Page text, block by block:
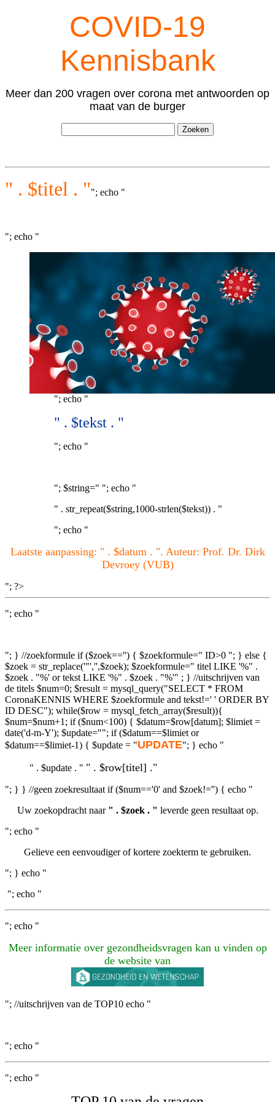
COVID-19
Kennisbank
Meer dan 200 vragen over corona met antwoorden op
maat van de burger
" . $titel . ""; echo "
"; echo "
"; echo "
" . $tekst . "
"; echo "
"; $string=" "; echo "
" . str_repeat($string,1000-strlen($tekst)) . "
"; echo "
Laatste aanpassing: " . $datum . ". Auteur: Prof. Dr. Dirk
Devroey (VUB)
"; ?>
"; echo "
"; } //zoekformule if ($zoek=='') { $zoekformule=" ID>0 "; } else {
$zoek = str_replace('"','',$zoek); $zoekformule=" titel LIKE '%" .
$zoek . "%' or tekst LIKE '%" . $zoek . "%'" ; } //uitschrijven van
de titels $num=0; $result = mysql_query("SELECT * FROM
CoronaKENNIS WHERE $zoekformule and tekst!=' ' ORDER BY
ID DESC"); while($row = mysql_fetch_array($result)){
$num=$num+1; if ($num<100) { $datum=$row[datum]; $limiet =
date('d-m-Y'); $update=""; if ($datum==$limiet or
$datum==$limiet-1) { $update = "UPDATE"; } echo "
" . $update . " " . $row[titel] ."
"; } } //geen zoekresultaat if ($num=='0' and $zoek!='') { echo "
Uw zoekopdracht naar " . $zoek . " leverde geen resultaat op.
"; echo "
Gelieve een eenvoudiger of kortere zoekterm te gebruiken.
"; } echo "
"; echo "
"; echo "
Meer informatie over gezondheidsvragen kan u vinden op
de website van
"; //uitschrijven van de TOP10 echo "
"; echo "
"; echo "